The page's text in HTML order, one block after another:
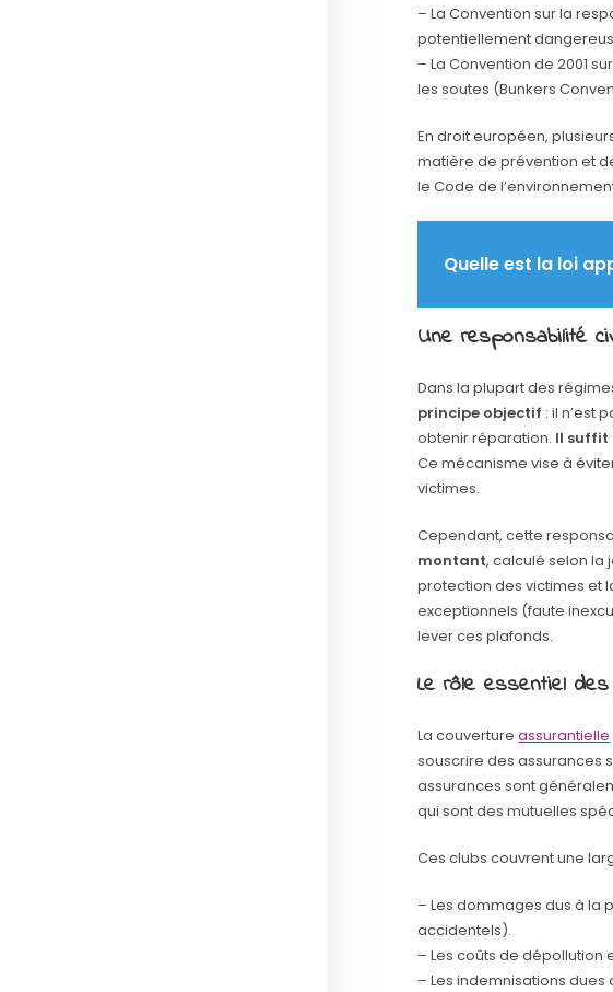
– La Convention sur la
potentiellement
– La Convention de 2001
les soutes (Bunkers
En droit européen,
matière de prévention et
le Code de
Quelle est la loi
Une responsabilité
Dans la plupart des
principe objectif : il n’est
obtenir réparation. Il suffit
Ce mécanisme vise à
victimes.
Cependant, cette
montant, calculé selon la
protection des victimes et
exceptionnels (faute
lever ces plafonds.
Le rôle essentiel
La couvertureassurantielle
souscrire des assurances
assurances sont
qui sont des mutuelles
Ces clubs couvrent une
– Les dommages dus à la
accidentels).
– Les coûts de dépollution
– Les indemnisations